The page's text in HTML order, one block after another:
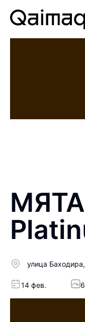
МЯТА
улица Баходира,
14 фев.